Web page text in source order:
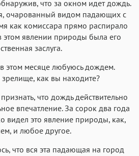
что за окном идет дождь.
очарованный видом падающих с
как комиссара прямо распирало
этом явлении природы была его
заслуга.
этом месяце любуюсь дождем.
как вы находите?
что дождь действительно
впечатление. За сорок два года
видел это явление природы, как,
и любое другое.
что вся эта падающая на город